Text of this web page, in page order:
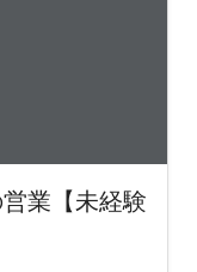
業【未経験